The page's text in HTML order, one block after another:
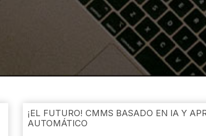
¡EL FUTURO! CMMS BASADO EN IA Y
AUTOMÁTICO